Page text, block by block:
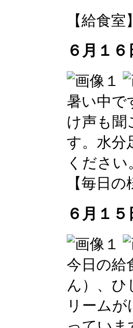
【給食
６月１
暑い中で
け声も聞
す。水分
ください
【毎日
６月１
今日の給
ん）、
リーム